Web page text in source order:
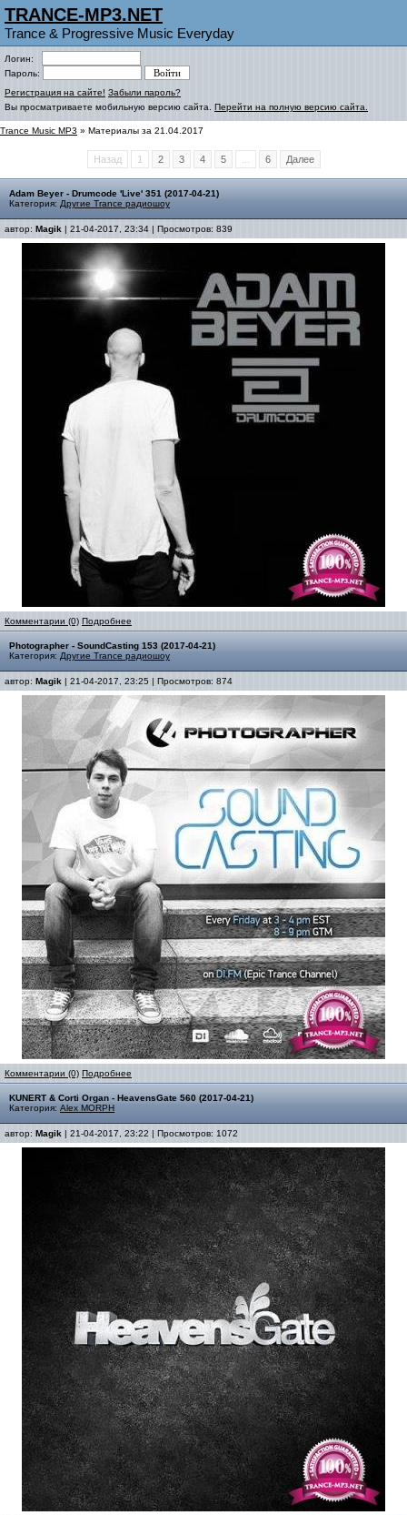
TRANCE-MP3.NET
Trance & Progressive Music Everyday
Логин:
Пароль:
Регистрация на сайте! Забыли пароль?
Вы просматриваете мобильную версию сайта. Перейти на полную версию сайта.
Trance Music MP3 » Материалы за 21.04.2017
Назад 1 2 3 4 5 6 Далее
Adam Beyer - Drumcode 'Live' 351 (2017-04-21)
Категория: Другие Trance радиошоу
автор: Magik | 21-04-2017, 23:34 | Просмотров: 839
Комментарии (0) Подробнее
Photographer - SoundCasting 153 (2017-04-21)
Категория: Другие Trance радиошоу
автор: Magik | 21-04-2017, 23:25 | Просмотров: 874
Комментарии (0) Подробнее
KUNERT & Corti Organ - HeavensGate 560 (2017-04-21)
Категория: Alex MORPH
автор: Magik | 21-04-2017, 23:22 | Просмотров: 1072